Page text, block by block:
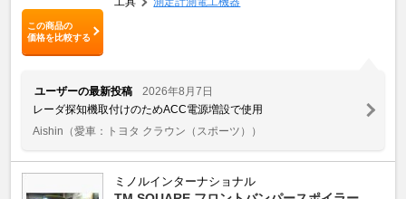
この商品の
価格を比較する
ユーザーの最新投稿
2026年8月7日
レーダ探知機取付けのためACC電源増設で使用
Aishin （愛車：トヨタ クラウン（スポーツ））
ミノルインターナショナル